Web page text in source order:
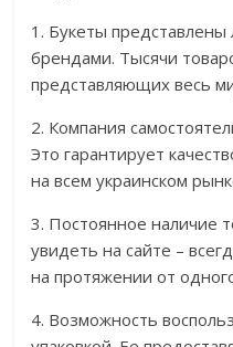
1. Букеты
брендами. Тысячи
представляющих весь
2. Компания
Это гарантирует
на всем украинском
3. Постоянное наличие
увидеть на сайте –
на протяжении от
4. Возможность